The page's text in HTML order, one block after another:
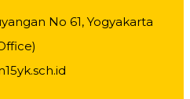
No 61, Yogyakarta